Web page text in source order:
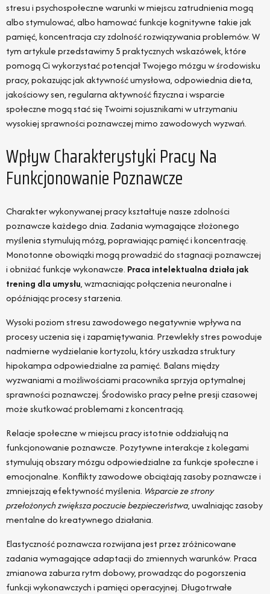
stresu i psychospołeczne warunki w miejscu zatrudnienia mogą
albo stymulować, albo hamować funkcje kognitywne takie jak
pamięć, koncentracja czy zdolność rozwiązywania problemów. W
tym artykule przedstawimy 5 praktycznych wskazówek, które
pomogą Ci wykorzystać potencjał Twojego mózgu w środowisku
pracy, pokazując jak aktywność umysłowa, odpowiednia dieta,
jakościowy sen, regularna aktywność fizyczna i wsparcie
społeczne mogą stać się Twoimi sojusznikami w utrzymaniu
wysokiej sprawności poznawczej mimo zawodowych wyzwań.
Wpływ Charakterystyki Pracy Na
Funkcjonowanie Poznawcze
Charakter wykonywanej pracy kształtuje nasze zdolności
poznawcze każdego dnia. Zadania wymagające złożonego
myślenia stymulują mózg, poprawiając pamięć i koncentrację.
Monotonne obowiązki mogą prowadzić do stagnacji poznawczej
i obniżać funkcje wykonawcze. Praca intelektualna działa jak
trening dla umysłu, wzmacniając połączenia neuronalne i
opóźniając procesy starzenia.
Wysoki poziom stresu zawodowego negatywnie wpływa na
procesy uczenia się i zapamiętywania. Przewlekły stres powoduje
nadmierne wydzielanie kortyzolu, który uszkadza struktury
hipokampa odpowiedzialne za pamięć. Balans między
wyzwaniami a możliwościami pracownika sprzyja optymalnej
sprawności poznawczej. Środowisko pracy pełne presji czasowej
może skutkować problemami z koncentracją.
Relacje społeczne w miejscu pracy istotnie oddziałują na
funkcjonowanie poznawcze. Pozytywne interakcje z kolegami
stymulują obszary mózgu odpowiedzialne za funkcje społeczne i
emocjonalne. Konflikty zawodowe obciążają zasoby poznawcze i
zmniejszają efektywność myślenia. Wsparcie ze strony
przełożonych zwiększa poczucie bezpieczeństwa, uwalniając zasoby
mentalne do kreatywnego działania.
Elastyczność poznawcza rozwijana jest przez zróżnicowane
zadania wymagające adaptacji do zmiennych warunków. Praca
zmianowa zaburza rytm dobowy, prowadząc do pogorszenia
funkcji wykonawczych i pamięci operacyjnej. Długotrwałe